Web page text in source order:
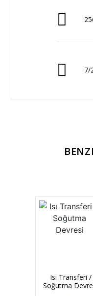
7/
Isı Transferi /
Soğutma